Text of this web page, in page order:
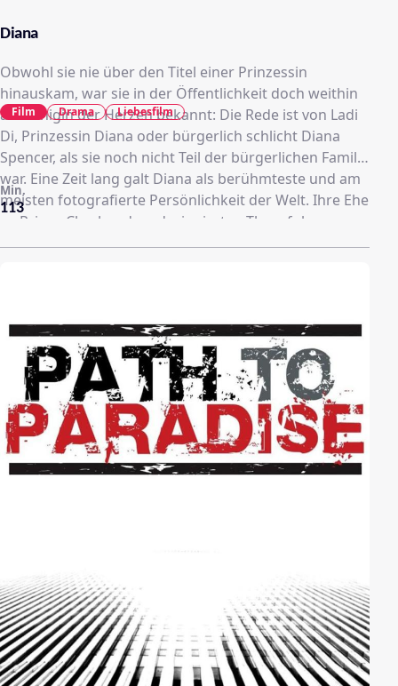
Diana
Obwohl sie nie über den Titel einer Prinzessin
hinauskam, war sie in der Öffentlichkeit doch weithin
als Königin der Herzen bekannt: Die Rede ist von Ladi
Di, Prinzessin Diana oder bürgerlich schlicht Diana
Spencer, als sie noch nicht Teil der bürgerlichen Familie
war. Eine Zeit lang galt Diana als berühmteste und am
meisten fotografierte Persönlichkeit der Welt. Ihre Ehe
zu Prince Charles, dem designierten Thronfolger
Großbritanniens, mochte zwar gescheitert sein, doch
bis wenige Monate vor ihrem Unfalltod im August
1997 andauerte.
113
Min.
Film Drama Liebesfilm